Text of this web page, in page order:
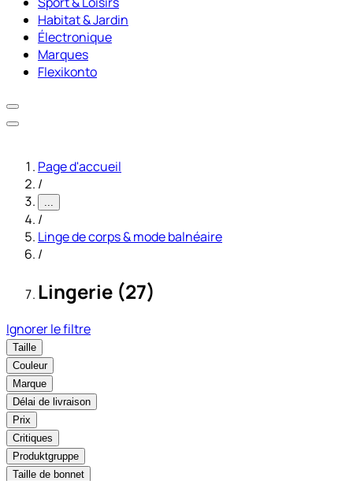
Habitat & Jardin
Électronique
Marques
Flexikonto
Page d'accueil
/
...
/
Linge de corps & mode balnéaire
/
Lingerie (27)
Ignorer le filtre
Taille
Couleur
Marque
Délai de livraison
Prix
Critiques
Produktgruppe
Taille de bonnet